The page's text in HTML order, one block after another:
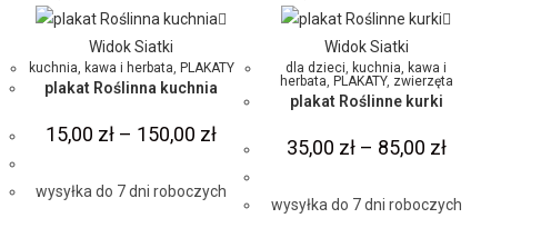
Widok Siatki
kuchnia, kawa i herbata, PLAKATY
plakat Roślinna kuchnia
15,00 zł – 150,00 zł
wysyłka do 7 dni roboczych
Widok Siatki
dla dzieci, kuchnia, kawa i
herbata, PLAKATY, zwierzęta
plakat Roślinne kurki
35,00 zł – 85,00 zł
wysyłka do 7 dni roboczych